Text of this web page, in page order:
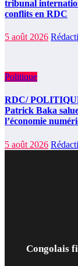
tribunal
conflits en RDC
5 août 2026
Politique
RDC/
Patrick Baka
l’économie
5 août 2026
Congolais